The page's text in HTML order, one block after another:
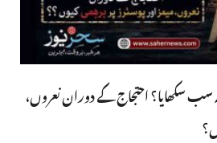
سکھایا؟ احتجاج کے دوران نعروں،